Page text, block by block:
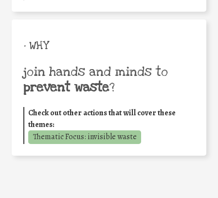
• WHY
join hands and minds to
prevent waste?
Check out other actions that will cover these
themes:
Thematic Focus: invisible waste